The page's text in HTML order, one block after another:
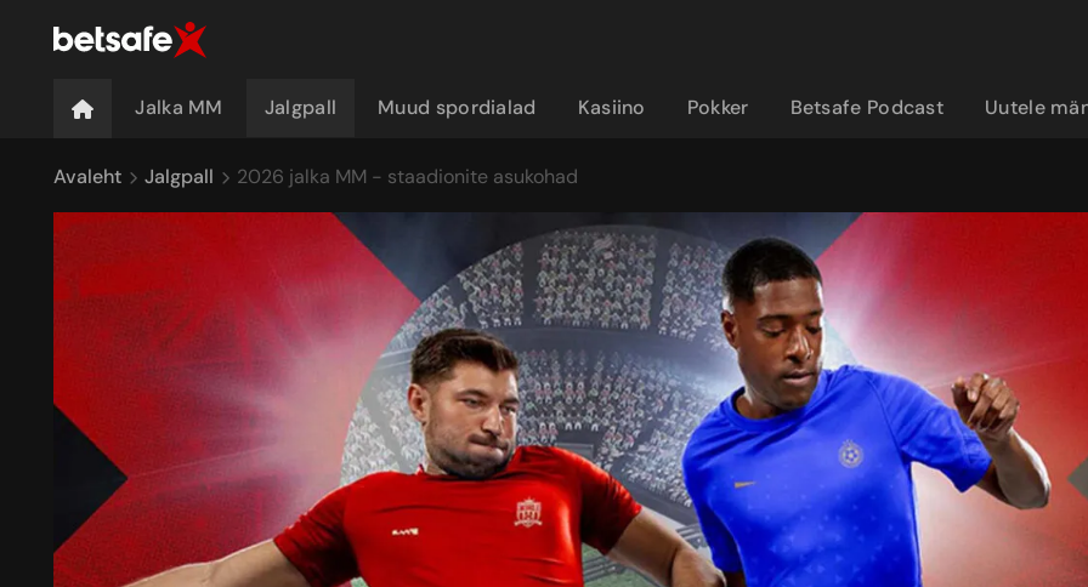
Jalka MM Jalgpall Muud spordialad Kasiino Pokker Betsafe Podcast Uutele
Avaleht Jalgpall 2026 jalka MM - staadionite asukohad